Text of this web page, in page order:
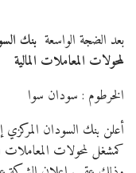
بعد الضجة الواسعة بنك
لمحولات المعاملات المالية
الخرطوم : سودان سوا
أعلن بنك السودان المركزي